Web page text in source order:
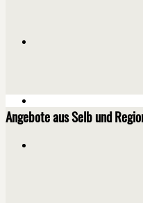
Angebote aus Selb und